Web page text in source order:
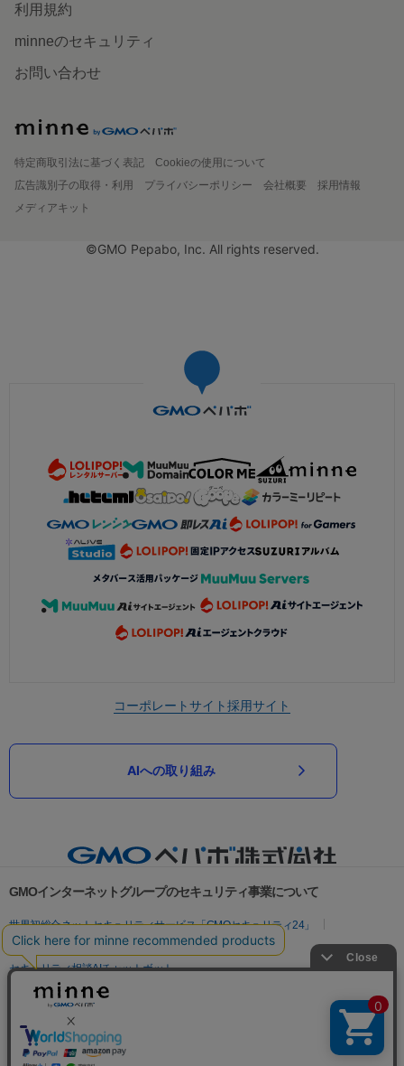
利用規約
minneのセキュリティ
お問い合わせ
特定商取引法に基づく表記
Cookieの使用について
広告識別子の取得・利用
プライバシーポリシー 会社概要
採用情報
メディアキット
©GMO Pepabo, Inc. All rights reserved.
コーポレートサイト採用サイト
AIへの取り組み
GMOインターネットグループのセキュリティ事業について
世界初総合ネットセキュリティサービス「GMOセキュリティ24」
パスワード漏洩診断
Webサイトリスク診断
セキュリティ相談AIチャットボット
実在証明・盗聴対策
サイバー攻撃対策（GMO Flatt Security）
セキュリティ事業の軌跡